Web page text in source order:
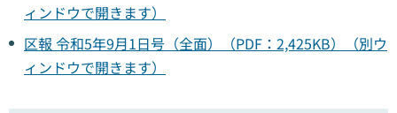
ィンドウで開きます）
区報 令和5年9月1日号（全面）（PDF：2,425KB）（別ウ
ィンドウで開きます）